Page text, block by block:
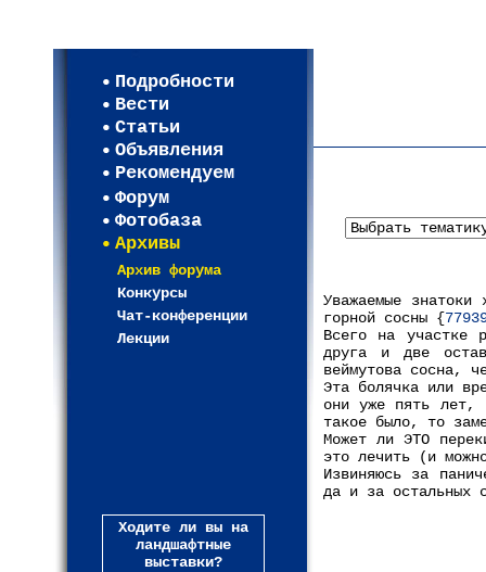
Подробности
Вести
Статьи
Объявления
Рекомендуем
Форум
Фотобаза
Архивы
Архив форума
Конкурсы
Чат-конференции
Лекции
Ходите ли вы на
ландшафтные
выставки?
Уважаемые
горной сосны {
Всего на участке
друга и две
веймутова сосна,
Эта болячка или
они уже пять лет,
такое было, то
Может ли ЭТО
это лечить (и
Извиняюсь за
да и за остальных